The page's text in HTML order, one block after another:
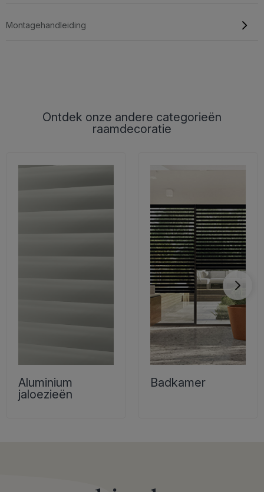
Montagehandleiding
Ontdek onze andere categorieën
raamdecoratie
Aluminium
jaloezieën
Badkamer